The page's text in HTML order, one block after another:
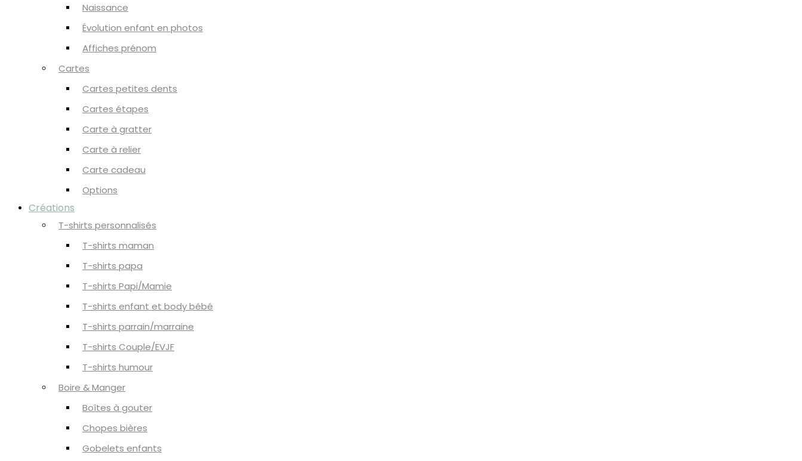
Naissance
Évolution enfant en photos
Affiches prénom
Cartes
Cartes petites dents
Cartes étapes
Carte à gratter
Carte à relier
Carte cadeau
Options
Créations
T-shirts personnalisés
T-shirts maman
T-shirts papa
T-shirts Papi/Mamie
T-shirts enfant et body bébé
T-shirts parrain/marraine
T-shirts Couple/EVJF
T-shirts humour
Boire & Manger
Boîtes à gouter
Chopes bières
Gobelets enfants